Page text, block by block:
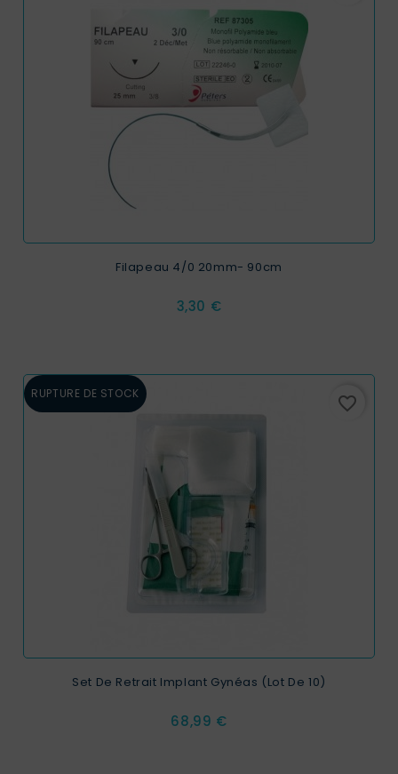
Filapeau 4/0 20mm- 90cm
Prix
3,30 €
RUPTURE DE STOCK favorite_border
Set De Retrait Implant Gynéas (Lot De 10)
Prix
68,99 €